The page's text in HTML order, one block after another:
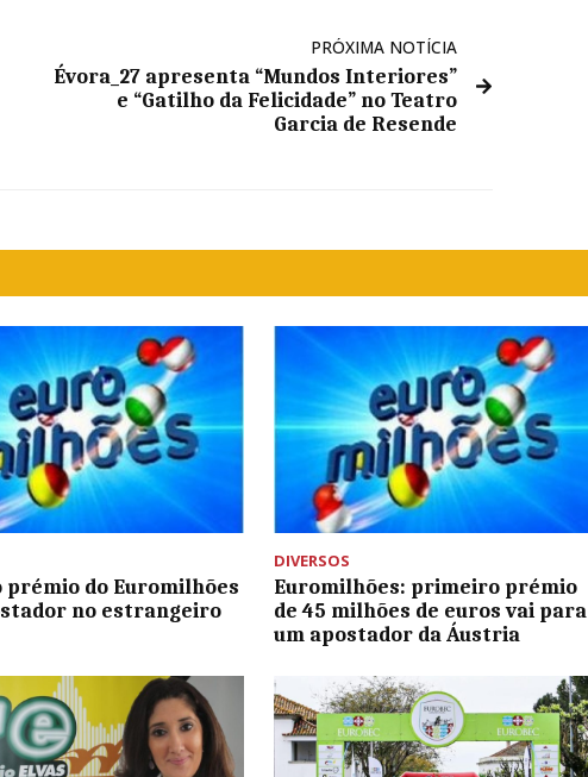
PRÓXIMA NOTÍCIA
Évora_27 apresenta “Mundos Interiores”
e “Gatilho da Felicidade” no Teatro
Garcia de Resende
do Euromilhões
no estrangeiro
DIVERSOS
Euromilhões: primeiro prémio
de 45 milhões de euros vai para
um apostador da Áustria